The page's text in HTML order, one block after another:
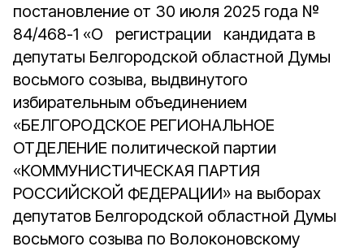
постановление от 30 июля 2025 года №
84/468-1 «О регистрации кандидата в
депутаты Белгородской областной Думы
восьмого созыва, выдвинутого
избирательным объединением
«БЕЛГОРОДСКОЕ РЕГИОНАЛЬНОЕ
ОТДЕЛЕНИЕ политической партии
«КОММУНИСТИЧЕСКАЯ ПАРТИЯ
РОССИЙСКОЙ ФЕДЕРАЦИИ» на выборах
депутатов Белгородской областной Думы
восьмого созыва по Волоконовскому